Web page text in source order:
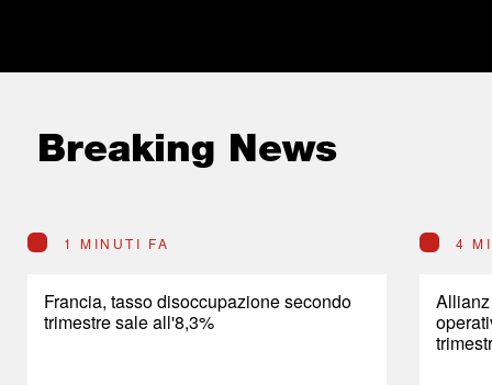
Breaking News
1 MINUTI FA
Francia, tasso disoccupazione secondo
trimestre sale all'8,3%
4